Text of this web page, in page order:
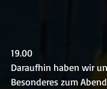
19.00
Daraufhin haben wir
Besonderes zum